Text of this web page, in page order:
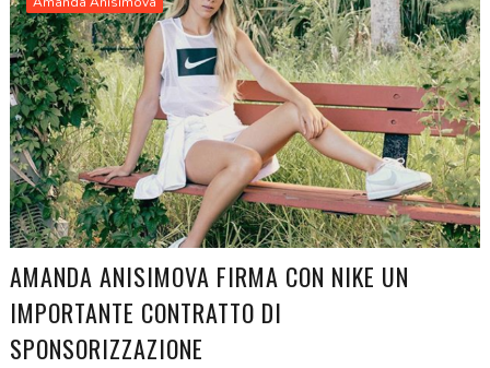
AMANDA ANISIMOVA FIRMA CON NIKE UN
IMPORTANTE CONTRATTO DI
SPONSORIZZAZIONE